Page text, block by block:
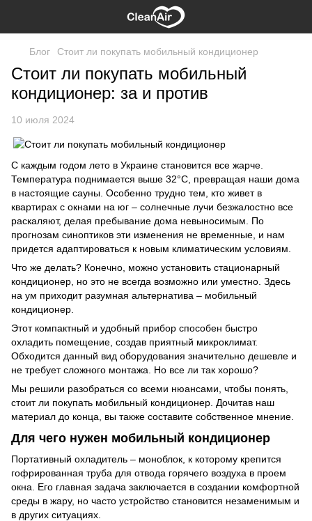
Блог Стоит ли покупать мобильный кондиционер
Стоит ли покупать мобильный
кондиционер: за и против
10 июля 2024
С каждым годом лето в Украине становится все жарче.
Температура поднимается выше 32°C, превращая наши дома
в настоящие сауны. Особенно трудно тем, кто живет в
квартирах с окнами на юг – солнечные лучи безжалостно все
раскаляют, делая пребывание дома невыносимым. По
прогнозам синоптиков эти изменения не временные, и нам
придется адаптироваться к новым климатическим условиям.
Что же делать? Конечно, можно установить стационарный
кондиционер, но это не всегда возможно или уместно. Здесь
на ум приходит разумная альтернатива – мобильный
кондиционер.
Этот компактный и удобный прибор способен быстро
охладить помещение, создав приятный микроклимат.
Обходится данный вид оборудования значительно дешевле и
не требует сложного монтажа. Но все ли так хорошо?
Мы решили разобраться со всеми нюансами, чтобы понять,
стоит ли покупать мобильный кондиционер. Дочитав наш
материал до конца, вы также составите собственное мнение.
Для чего нужен мобильный кондиционер
Портативный охладитель – моноблок, к которому крепится
гофрированная труба для отвода горячего воздуха в проем
окна. Его главная задача заключается в создании комфортной
среды в жару, но часто устройство становится незаменимым и
в других ситуациях.